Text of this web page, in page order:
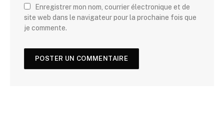
Enregistrer mon nom, courrier électronique et de
site web dans le navigateur pour la prochaine fois que
je commente.